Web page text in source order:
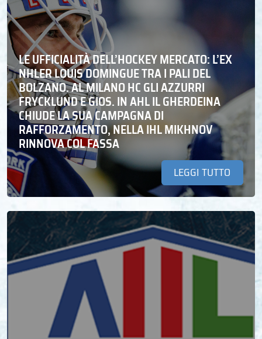
LE UFFICIALITÀ DELL’HOCKEY MERCATO: L’EX
NHLER LOUIS DOMINGUE TRA I PALI DEL
BOLZANO. AL MILANO HC GLI AZZURRI
FRYCKLUND E GIOS. IN AHL IL GHERDEINA
CHIUDE LA SUA CAMPAGNA DI
RAFFORZAMENTO, NELLA IHL MIKHNOV
RINNOVA COL FASSA
LEGGI TUTTO